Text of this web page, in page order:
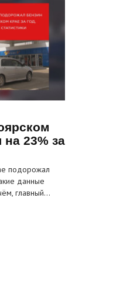
23% за
подорожал
данные
главный…